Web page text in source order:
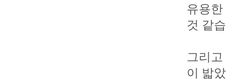
유용
것 같
그리
이 밟